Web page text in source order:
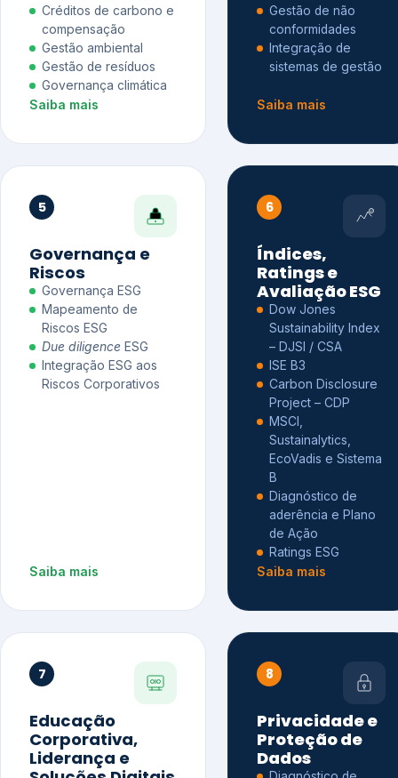
Créditos de carbono e
compensação
Gestão ambiental
Gestão de resíduos
Governança climática
Saiba mais
Gestão de não
conformidades
Integração de
sistemas de gestão
Saiba mais
5
Governança e
Riscos
Governança ESG
Mapeamento de
Riscos ESG
Due diligence ESG
Integração ESG aos
Riscos Corporativos
Saiba mais
6
Índices,
Ratings e
Avaliação ESG
Dow Jones
Sustainability Index
– DJSI / CSA
ISE B3
Carbon Disclosure
Project – CDP
MSCI,
Sustainalytics,
EcoVadis e Sistema
B
Diagnóstico de
aderência e Plano
de Ação
Ratings ESG
Saiba mais
7
Educação
Corporativa,
Liderança e
8
Privacidade e
Proteção de
Dados